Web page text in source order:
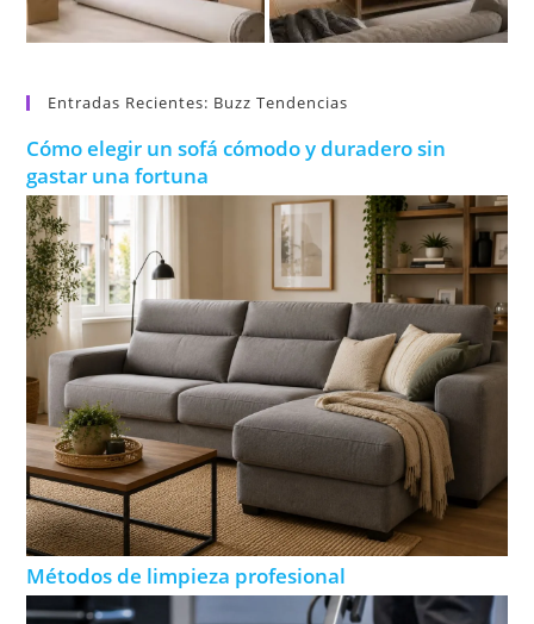
Entradas Recientes: Buzz Tendencias
Cómo elegir un sofá cómodo y duradero sin
gastar una fortuna
Métodos de limpieza profesional